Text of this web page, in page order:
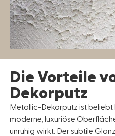
Die Vorteile
Dekorputz
Metallic-Dekorputz ist beliebt
moderne, luxuriöse
unruhig wirkt. Der subtile